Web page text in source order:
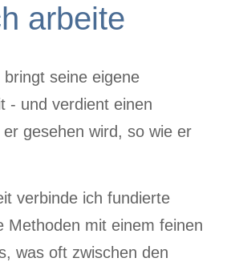
arbeite
seine eigene
- und verdient einen
gesehen wird, so wie er
verbinde ich fundierte
Methoden mit einem feinen
was oft zwischen den